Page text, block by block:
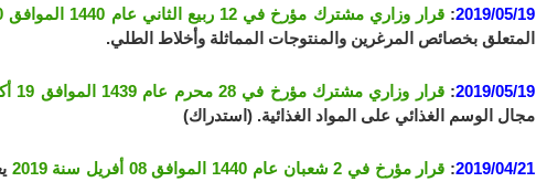
2019/05/19
: قرار وزاري مشترك مؤرخ في 12 ربيع الثاني عام 1440 الموافق 20 ديسمبر سنة 2018
المتعلق بخصائص المرغرين والمنتوجات المماثلة وأخلاط الطلي.
2019/05/19
: قرار وزاري مشترك مؤرخ في 28 محرم عام 1439 الموافق 19 أكتوبر سنة 2017
مجال الوسم الغذائي على المواد الغذائية. (استدراك)
2019/04/21
: قرار مؤرخ في 2 شعبان عام 1440 الموافق 08 أفريل سنة 2019